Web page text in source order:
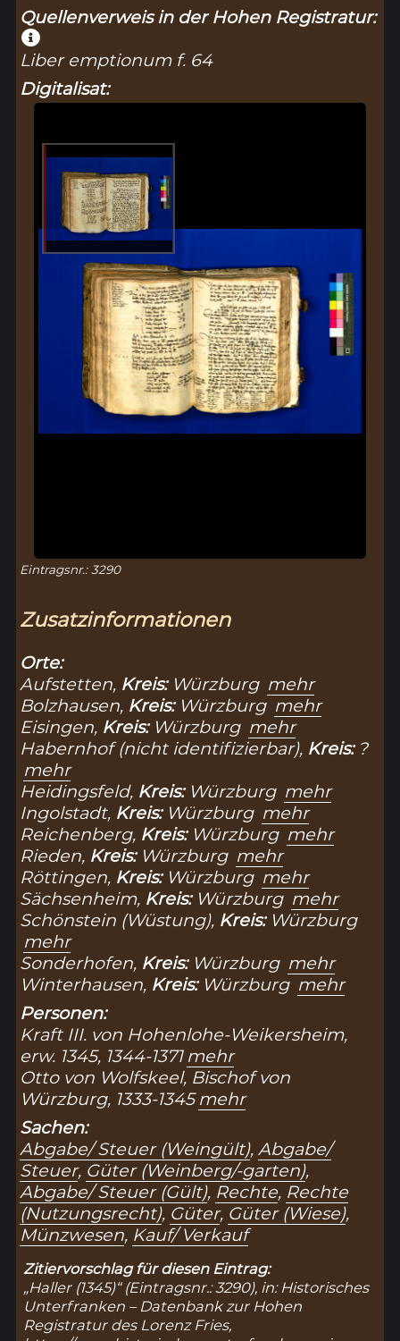
Quellenverweis in der Hohen Registratur:
Liber emptionum f. 64
Digitalisat:
Eintragsnr.: 3290
Zusatzinformationen
Orte:
Aufstetten, Kreis: Würzburg mehr
Bolzhausen, Kreis: Würzburg mehr
Eisingen, Kreis: Würzburg mehr
Habernhof (nicht identifizierbar), Kreis: ?
mehr
Heidingsfeld, Kreis: Würzburg mehr
Ingolstadt, Kreis: Würzburg mehr
Reichenberg, Kreis: Würzburg mehr
Rieden, Kreis: Würzburg mehr
Röttingen, Kreis: Würzburg mehr
Sächsenheim, Kreis: Würzburg mehr
Schönstein (Wüstung), Kreis: Würzburg
mehr
Sonderhofen, Kreis: Würzburg mehr
Winterhausen, Kreis: Würzburg mehr
Personen:
Kraft III. von Hohenlohe-Weikersheim,
erw. 1345, 1344-1371 mehr
Otto von Wolfskeel, Bischof von
Würzburg, 1333-1345 mehr
Sachen:
Abgabe/ Steuer (Weingült),Abgabe/
Steuer, Güter (Weinberg/-garten),
Abgabe/ Steuer (Gült), Rechte, Rechte
(Nutzungsrecht), Güter, Güter (Wiese),
Münzwesen, Kauf/ Verkauf
Zitiervorschlag für diesen Eintrag:
„Haller (1345)“ (Eintragsnr.: 3290), in: Historisches
Unterfranken – Datenbank zur Hohen
Registratur des Lorenz Fries,